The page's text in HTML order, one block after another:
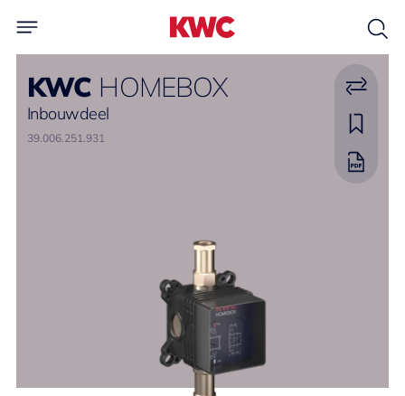
KWC HOMEBOX
Inbouwdeel
39.006.251.931